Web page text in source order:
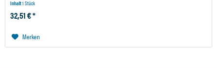
Inhalt1 Stück
32,51 € *
Merken